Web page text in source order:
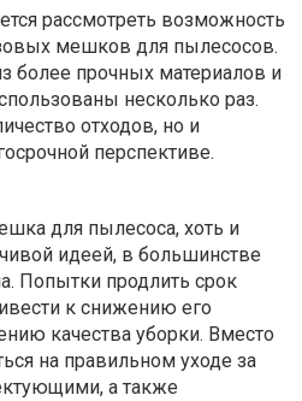
рассмотреть возможность
мешков для пылесосов.
более прочных материалов и
несколько раз.
отходов, но и
перспективе.
для пылесоса, хоть и
идеей, в большинстве
Попытки продлить срок
к снижению его
качества уборки. Вместо
на правильном уходе за
а также